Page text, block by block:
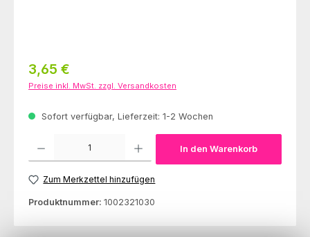
Regulärer Preis:
3,65 €
Preise inkl. MwSt. zzgl. Versandkosten
Sofort verfügbar, Lieferzeit: 1-2 Wochen
In den Warenkorb
Zum Merkzettel hinzufügen
Produktnummer: 1002321030